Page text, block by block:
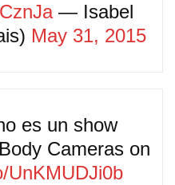
— Isabel
May 31, 2015
es un show
Cameras on
UnKMUDJi0b